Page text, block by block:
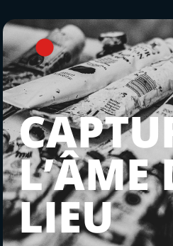
L’ÂME
LIEU